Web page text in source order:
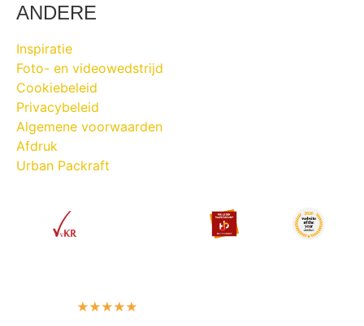
ANDERE
Inspiratie
Foto- en videowedstrijd
Cookiebeleid
Privacybeleid
Algemene voorwaarden
Afdruk
Urban Packraft
★★★★★